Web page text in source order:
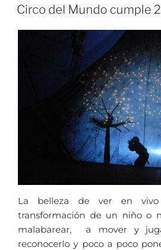
Circo del Mundo cumple
La belleza de ver en
transformación de un niño o
malabarear, a mover y
reconocerlo y poco a poco